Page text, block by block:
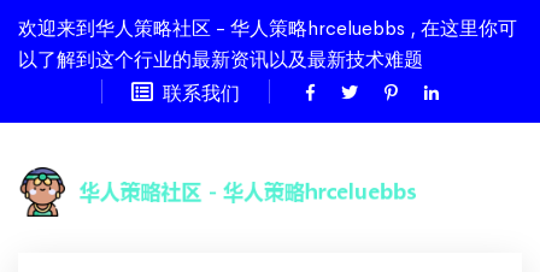
欢迎来到华人策略社区 - 华人策略hrceluebbs , 在这里你可
以了解到这个行业的最新资讯以及最新技术难题
联系我们